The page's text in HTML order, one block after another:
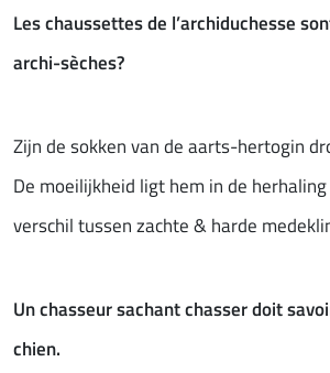
Les chaussettes de l’archiduchesse
archi-sèches?
Zijn de sokken van de aarts-hertogin
De moeilijkheid ligt hem in de herhaling
verschil tussen zachte & harde
Un chasseur sachant chasser doit
chien.